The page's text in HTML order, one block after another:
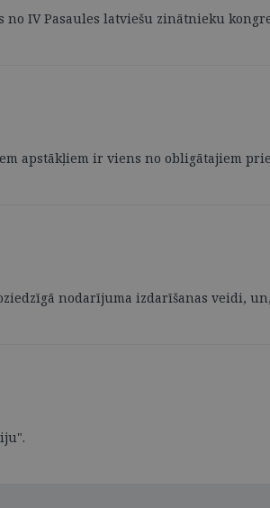
IV Pasaules latviešu zinātnieku
apstākļiem ir viens no obligātajiem
nodarījuma izdarīšanas veidi,